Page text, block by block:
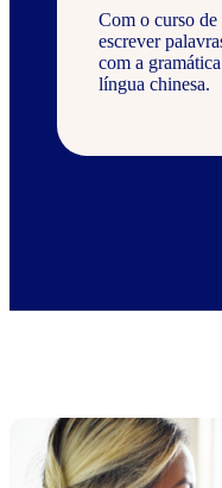
Com o curso de
escrever
com a
língua chinesa.